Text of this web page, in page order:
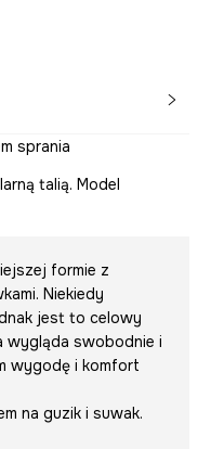
sprania
talią. Model
formie z
Niekiedy
jest to celowy
wygląda swobodnie i
wygodę i komfort
na guzik i suwak.